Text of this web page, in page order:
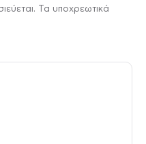
Τα υποχρεωτικά